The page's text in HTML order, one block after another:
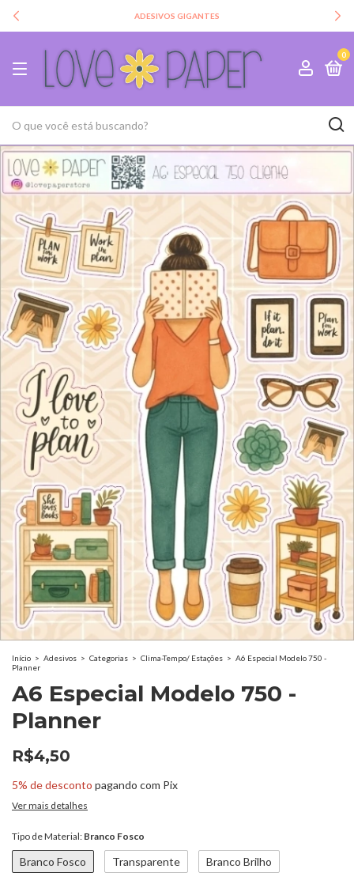
ADESIVOS GIGANTES
0
Início > Adesivos > Categorias > Clima-Tempo/ Estações > A6 Especial Modelo 750 -
Planner
A6 Especial Modelo 750 -
Planner
R$4,50
5% de desconto pagando com Pix
Ver mais detalhes
Tipo de Material: Branco Fosco
Branco Fosco Transparente Branco Brilho